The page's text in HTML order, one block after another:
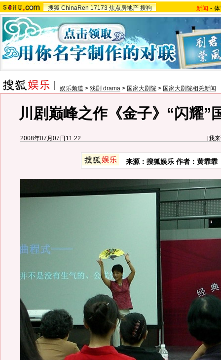
搜狐 ChinaRen 17173 焦点房地产 搜狗 新闻 -
娱乐频道 > 戏剧 drama > 国家大剧院 > 国家大剧院相关新闻
川剧巅峰之作《金子》“闪耀”
2008年07月07日11:22 [我
来源：搜狐娱乐 作者：黄霏霏